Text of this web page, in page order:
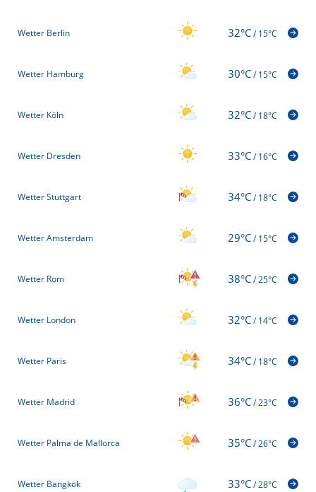
Wetter Berlin 32°C/15°C
Wetter Hamburg 30°C/15°C
Wetter Köln 32°C/18°C
Wetter Dresden 33°C/16°C
Wetter Stuttgart 34°C/18°C
Wetter Amsterdam 29°C/15°C
Wetter Rom 38°C/25°C
Wetter London 32°C/14°C
Wetter Paris 34°C/18°C
Wetter Madrid 36°C/23°C
Wetter Palma de Mallorca 35°C/26°C
Wetter Bangkok 33°C/28°C